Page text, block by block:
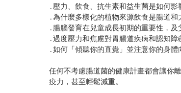
․壓力、飲食、抗生素和益生菌是如何影
․為什麼多樣化的植物來源飲食是腸道和
․腸腦發育在兒童成長初期的重要性，
․過度壓力和焦慮對胃腸道疾病和認知障
․如何「傾聽你的直覺」並注意你的身體
任何不考慮腸道菌的健康計畫都會讓你
疫力，甚至輕鬆減重。